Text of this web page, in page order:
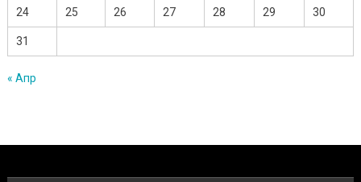
24 25 26 27 28 29 30
31
« Апр